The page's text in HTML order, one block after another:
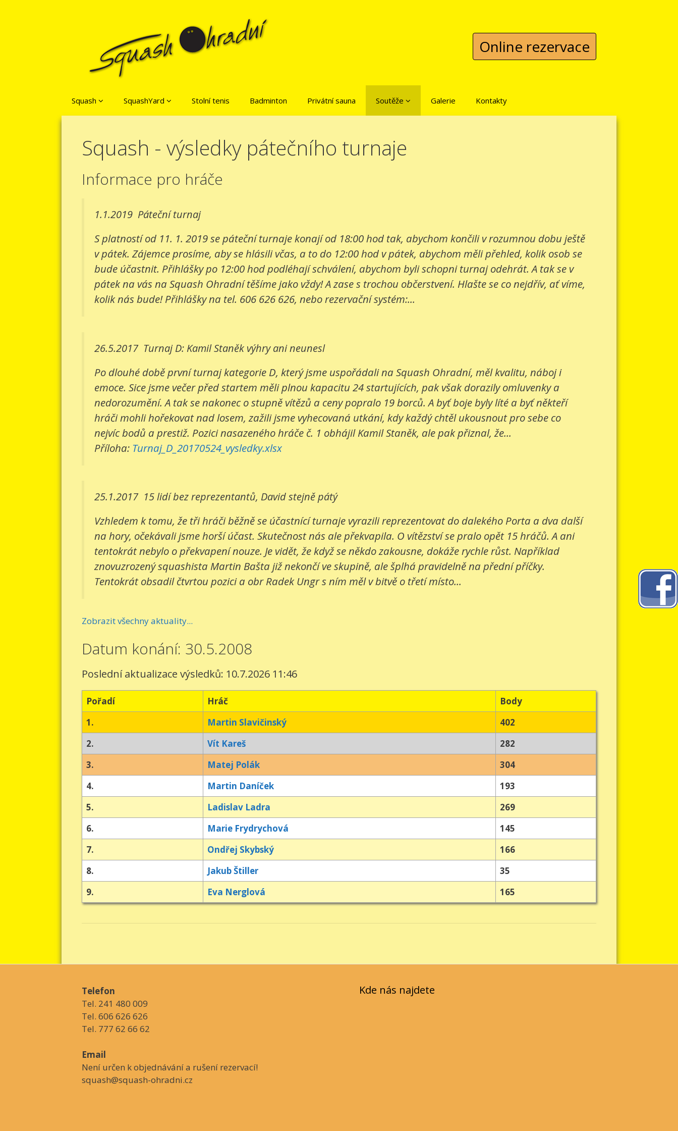
Online rezervace
Squash SquashYard Stolní tenis Badminton Privátní sauna Soutěže Galerie Kontakty
Squash - výsledky pátečního turnaje
Informace pro hráče
1.1.2019 Páteční turnaj
S platností od 11. 1. 2019 se páteční turnaje konají od 18:00 hod tak, abychom končili v rozumnou dobu ještě
v pátek. Zájemce prosíme, aby se hlásili včas, a to do 12:00 hod v pátek, abychom měli přehled, kolik osob se
bude účastnit. Přihlášky po 12:00 hod podléhají schválení, abychom byli schopni turnaj odehrát. A tak se v
pátek na vás na Squash Ohradní těšíme jako vždy! A zase s trochou občerstvení. Hlašte se co nejdřív, ať víme,
kolik nás bude! Přihlášky na tel. 606 626 626, nebo rezervační systém:...
26.5.2017 Turnaj D: Kamil Staněk výhry ani neunesl
Po dlouhé době první turnaj kategorie D, který jsme uspořádali na Squash Ohradní, měl kvalitu, náboj i
emoce. Sice jsme večer před startem měli plnou kapacitu 24 startujících, pak však dorazily omluvenky a
nedorozumění. A tak se nakonec o stupně vítězů a ceny popralo 19 borců. A byť boje byly líté a byť někteří
hráči mohli hořekovat nad losem, zažili jsme vyhecovaná utkání, kdy každý chtěl ukousnout pro sebe co
nejvíc bodů a prestiž. Pozici nasazeného hráče č. 1 obhájil Kamil Staněk, ale pak přiznal, že...
Příloha: Turnaj_D_20170524_vysledky.xlsx
25.1.2017 15 lidí bez reprezentantů, David stejně pátý
Vzhledem k tomu, že tři hráči běžně se účastnící turnaje vyrazili reprezentovat do dalekého Porta a dva další
na hory, očekávali jsme horší účast. Skutečnost nás ale překvapila. O vítězství se pralo opět 15 hráčů. A ani
tentokrát nebylo o překvapení nouze. Je vidět, že když se někdo zakousne, dokáže rychle růst. Například
znovuzrozený squashista Martin Bašta již nekončí ve skupině, ale šplhá pravidelně na přední příčky.
Tentokrát obsadil čtvrtou pozici a obr Radek Ungr s ním měl v bitvě o třetí místo...
Zobrazit všechny aktuality...
Datum konání: 30.5.2008
Poslední aktualizace výsledků: 10.7.2026 11:46
Pořadí Hráč
Body
1.
Martin Slavičinský
402
2.
Vít Kareš
282
3.
Matej Polák
304
4.
Martin Daníček
193
5.
Ladislav Ladra
269
6.
Marie Frydrychová
145
7.
Ondřej Skybský
166
8.
Jakub Štiller
35
9.
Eva Nerglová 165
Telefon
Tel. 241 480 009
Tel. 606 626 626
Tel. 777 62 66 62
Email
Není určen k objednávání a rušení rezervací!
squash@squash-ohradni.cz
Kde nás najdete